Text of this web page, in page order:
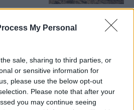
My Personal
sale, sharing to third parties, or
or sensitive information for
please use the below opt-out
Please note that after your
you may continue seeing
για
για την
παιδί